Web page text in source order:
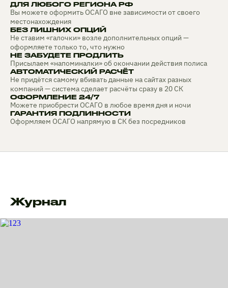
ДЛЯ ЛЮБОГО РЕГИОНА РФ
Вы можете оформить ОСАГО вне зависимости от своего
местонахождения
БЕЗ ЛИШНИХ ОПЦИЙ
Не ставим «галочки» возле дополнительных опций —
оформляете только то, что нужно
НЕ ЗАБУДЕТЕ ПРОДЛИТЬ
Присылаем «напоминалки» об окончании действия полиса
АВТОМАТИЧЕСКИЙ РАСЧЁТ
Не придётся самому вбивать данные на сайтах разных
компаний — система сделает расчёты сразу в 20 СК
ОФОРМЛЕНИЕ 24/7
Можете приобрести ОСАГО в любое время дня и ночи
ГАРАНТИЯ ПОДЛИННОСТИ
Оформляем ОСАГО напрямую в СК без посредников
Журнал